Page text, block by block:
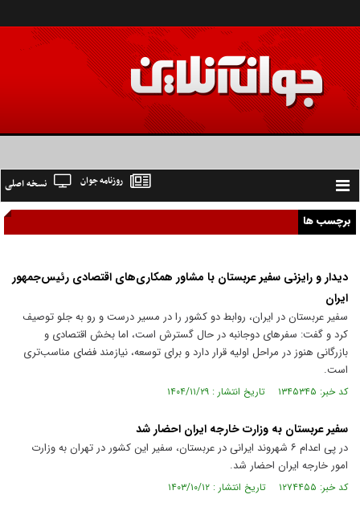
Toggle
navigation
نسخه اصلی روزنامه جوان
برچسب ها
دیدار و رایزنی سفیر عربستان با مشاور همکاری‌های اقتصادی رئیس‌جمهور
ایران
سفیر عربستان در ایران، روابط دو کشور را در مسیر درست و رو به جلو توصیف
کرد و گفت: سفر‌های دوجانبه در حال گسترش است، اما بخش اقتصادی و
بازرگانی هنوز در مراحل اولیه قرار دارد و برای توسعه، نیازمند فضای مناسب‌تری
است.
کد خبر: ۱۳۴۵۳۴۵ تاریخ انتشار : ۱۴۰۴/۱۱/۲۹
سفیر عربستان به وزارت خارجه ایران احضار شد
در پی اعدام ۶ شهروند ایرانی در عربستان، سفیر این کشور در تهران به وزارت
امور خارجه ایران احضار شد.
کد خبر: ۱۲۷۴۴۵۵ تاریخ انتشار : ۱۴۰۳/۱۰/۱۲